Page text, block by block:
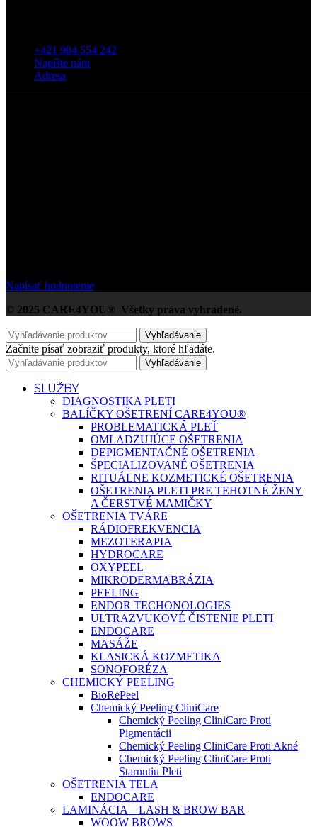
+421 904 554 242
Napíšte nám
Adresa
Napísať hodnotenie
© 2025 CARE4YOU® Všetky práva vyhradené.
Vyhľadávanie
Začnite písať zobraziť produkty, ktoré hľadáte.
Vyhľadávanie
SLUŽBY
DIAGNOSTIKA PLETI
BALÍČKY OŠETRENÍ CARE4YOU®
PROBLEMATICKÁ PLEŤ
OMLADZUJÚCE OŠETRENIA
DEPIGMENTAČNÉ OŠETRENIA
ŠPECIALIZOVANÉ OŠETRENIA
RITUÁLNE KOZMETICKÉ OŠETRENIA
OŠETRENIA PLETI PRE TEHOTNÉ ŽENY
A ČERSTVÉ MAMIČKY
OŠETRENIA TVÁRE
RÁDIOFREKVENCIA
MEZOTERAPIA
HYDROCARE
OXYPEEL
MIKRODERMABRÁZIA
PEELING
ENDOR TECHONOLOGIES
ULTRAZVUKOVÉ ČISTENIE PLETI
ENDOCARE
MASÁŽE
KLASICKÁ KOZMETIKA
SONOFORÉZA
CHEMICKÝ PEELING
BioRePeel
Chemický Peeling CliniCare
Chemický Peeling CliniCare Proti
Pigmentácii
Chemický Peeling CliniCare Proti Akné
Chemický Peeling CliniCare Proti
Starnutiu Pleti
OŠETRENIA TELA
ENDOCARE
LAMINÁCIA – LASH & BROW BAR
WOOW BROWS